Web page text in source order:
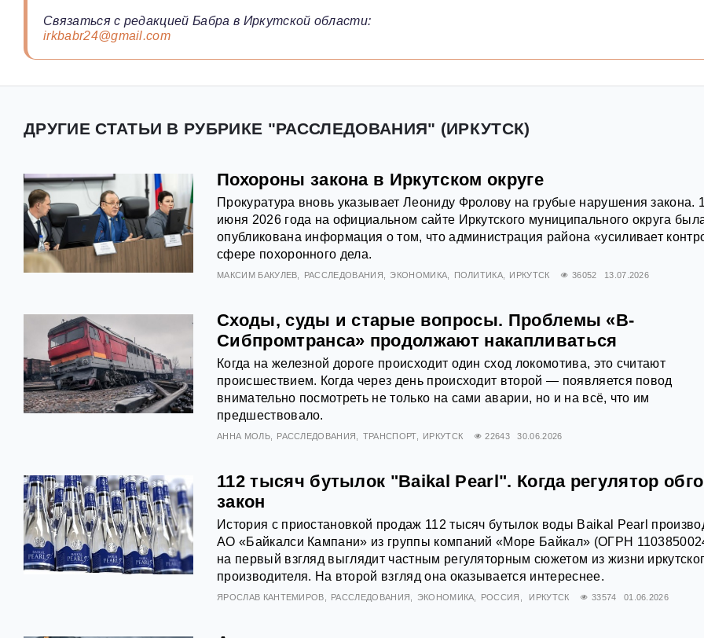
Связаться с редакцией Бабра в Иркутской области:
irkbabr24@gmail.com
ДРУГИЕ СТАТЬИ В РУБРИКЕ "РАССЛЕДОВАНИЯ" (ИРКУТСК)
Похороны закона в Иркутском округе
Прокуратура вновь указывает Леониду Фролову на грубые нарушения закона.
июня 2026 года на официальном сайте Иркутского муниципального округа
опубликована информация о том, что администрация района «усиливает
сфере похоронного дела.
МАКСИМ БАКУЛЕВ РАССЛЕДОВАНИЯ ЭКОНОМИКА ПОЛИТИКА ИРКУТСК 36052 13.07.2026
Сходы, суды и старые вопросы. Проблемы «В-
Сибпромтранса» продолжают накапливаться
Когда на железной дороге происходит один сход локомотива, это считают
происшествием. Когда через день происходит второй — появляется повод
внимательно посмотреть не только на сами аварии, но и на всё, что им
предшествовало.
АННА МОЛЬ РАССЛЕДОВАНИЯ ТРАНСПОРТ ИРКУТСК 22643 30.06.2026
112 тысяч бутылок "Baikal Pearl". Когда регулятор
закон
История с приостановкой продаж 112 тысяч бутылок воды Baikal Pearl
АО «Байкалси Кампани» из группы компаний «Море Байкал» (ОГРН
на первый взгляд выглядит частным регуляторным сюжетом из жизни
производителя. На второй взгляд она оказывается интереснее.
ЯРОСЛАВ КАНТЕМИРОВ РАССЛЕДОВАНИЯ ЭКОНОМИКА РОССИЯ ИРКУТСК 33574 01.06.2026